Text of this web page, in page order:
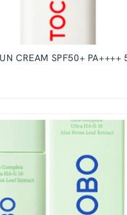
CREAM SPF50+ PA++++